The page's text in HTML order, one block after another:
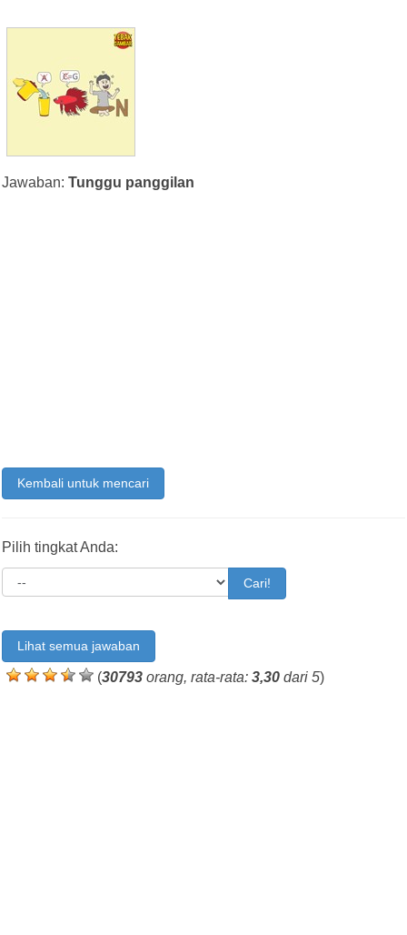
Jawaban: Tunggu panggilan
Kembali untuk mencari
Pilih tingkat Anda:
Cari!
Lihat semua jawaban
(30793 orang, rata-rata: 3,30 dari 5)